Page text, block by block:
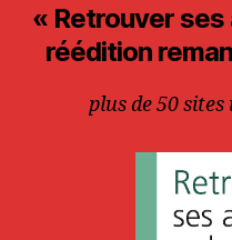
« Retrouver
réédition
plus de 50